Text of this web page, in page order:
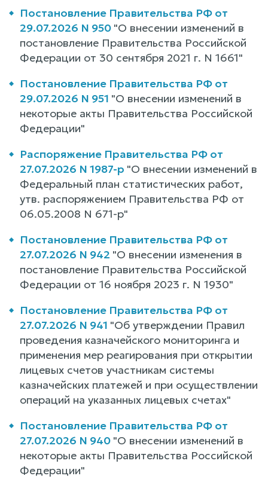
Постановление Правительства РФ от
29.07.2026 N 950 "О внесении изменений в
постановление Правительства Российской
Федерации от 30 сентября 2021 г. N 1661"
Постановление Правительства РФ от
29.07.2026 N 951 "О внесении изменений в
некоторые акты Правительства Российской
Федерации"
Распоряжение Правительства РФ от
27.07.2026 N 1987-р "О внесении изменений в
Федеральный план статистических работ,
утв. распоряжением Правительства РФ от
06.05.2008 N 671-р"
Постановление Правительства РФ от
27.07.2026 N 942 "О внесении изменения в
постановление Правительства Российской
Федерации от 16 ноября 2023 г. N 1930"
Постановление Правительства РФ от
27.07.2026 N 941 "Об утверждении Правил
проведения казначейского мониторинга и
применения мер реагирования при открытии
лицевых счетов участникам системы
казначейских платежей и при осуществлении
операций на указанных лицевых счетах"
Постановление Правительства РФ от
27.07.2026 N 940 "О внесении изменений в
некоторые акты Правительства Российской
Федерации"